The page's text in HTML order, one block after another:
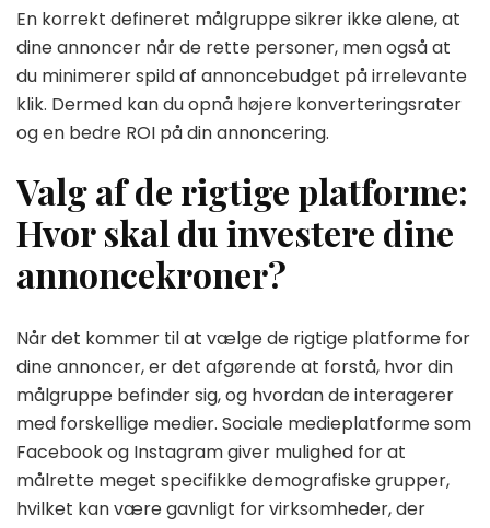
En korrekt defineret målgruppe sikrer ikke alene, at
dine annoncer når de rette personer, men også at
du minimerer spild af annoncebudget på irrelevante
klik. Dermed kan du opnå højere konverteringsrater
og en bedre ROI på din annoncering.
Valg af de rigtige platforme:
Hvor skal du investere dine
annoncekroner?
Når det kommer til at vælge de rigtige platforme for
dine annoncer, er det afgørende at forstå, hvor din
målgruppe befinder sig, og hvordan de interagerer
med forskellige medier. Sociale medieplatforme som
Facebook og Instagram giver mulighed for at
målrette meget specifikke demografiske grupper,
hvilket kan være gavnligt for virksomheder, der